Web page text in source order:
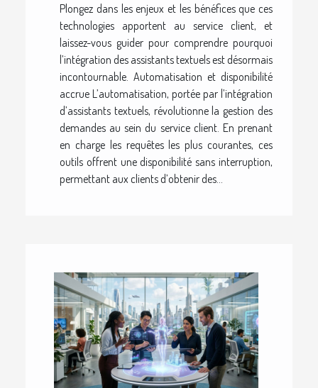
Plongez dans les enjeux et les bénéfices que ces
technologies apportent au service client, et
laissez-vous guider pour comprendre pourquoi
l’intégration des assistants textuels est désormais
incontournable. Automatisation et disponibilité
accrue L’automatisation, portée par l’intégration
d’assistants textuels, révolutionne la gestion des
demandes au sein du service client. En prenant
en charge les requêtes les plus courantes, ces
outils offrent une disponibilité sans interruption,
permettant aux clients d’obtenir des...